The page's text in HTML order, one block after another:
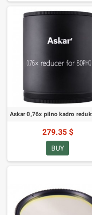
279.35 $
BUY